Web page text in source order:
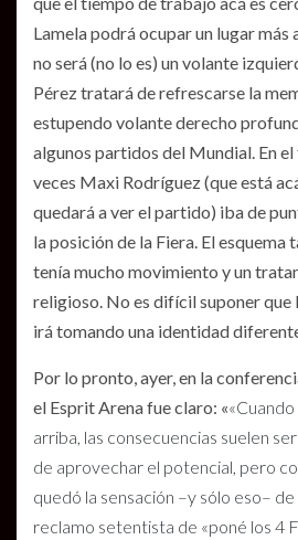
Lamela podrá ocupar un lugar
no será (no lo es) un volante
Pérez tratará de refrescarse la
estupendo volante derecho
algunos partidos del Mundial. En el
veces Maxi Rodríguez (que está
quedará a ver el partido) iba de
la posición de la Fiera. El esquema
tenía mucho movimiento y un
religioso. No es difícil suponer que
irá tomando una identidad
Por lo pronto, ayer, en la
el Esprit Arena fue claro: «
arriba, las consecuencias suelen
de aprovechar el potencial, pero
quedó la sensación –y sólo eso–
reclamo setentista de «poné los 4